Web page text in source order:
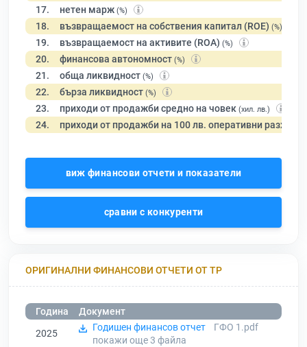
17. нетен марж (%)
18. възвращаемост на собствения капитал (ROE) (%)
19. възвращаемост на активите (ROA) (%)
20. финансова автономност (%)
21. обща ликвидност (%)
22. бърза ликвидност (%)
23. приходи от продажби средно на човек (хил. лв.)
24. приходи от продажби на 100 лв. оперативни разходи
виж финансови отчети и показатели
сравни с конкуренти
ОРИГИНАЛНИ ФИНАНСОВИ ОТЧЕТИ ОТ ТР
Година
Документ
2025
Годишен финансов отчет
ГФО 1.pdf
покажи още 3 файла